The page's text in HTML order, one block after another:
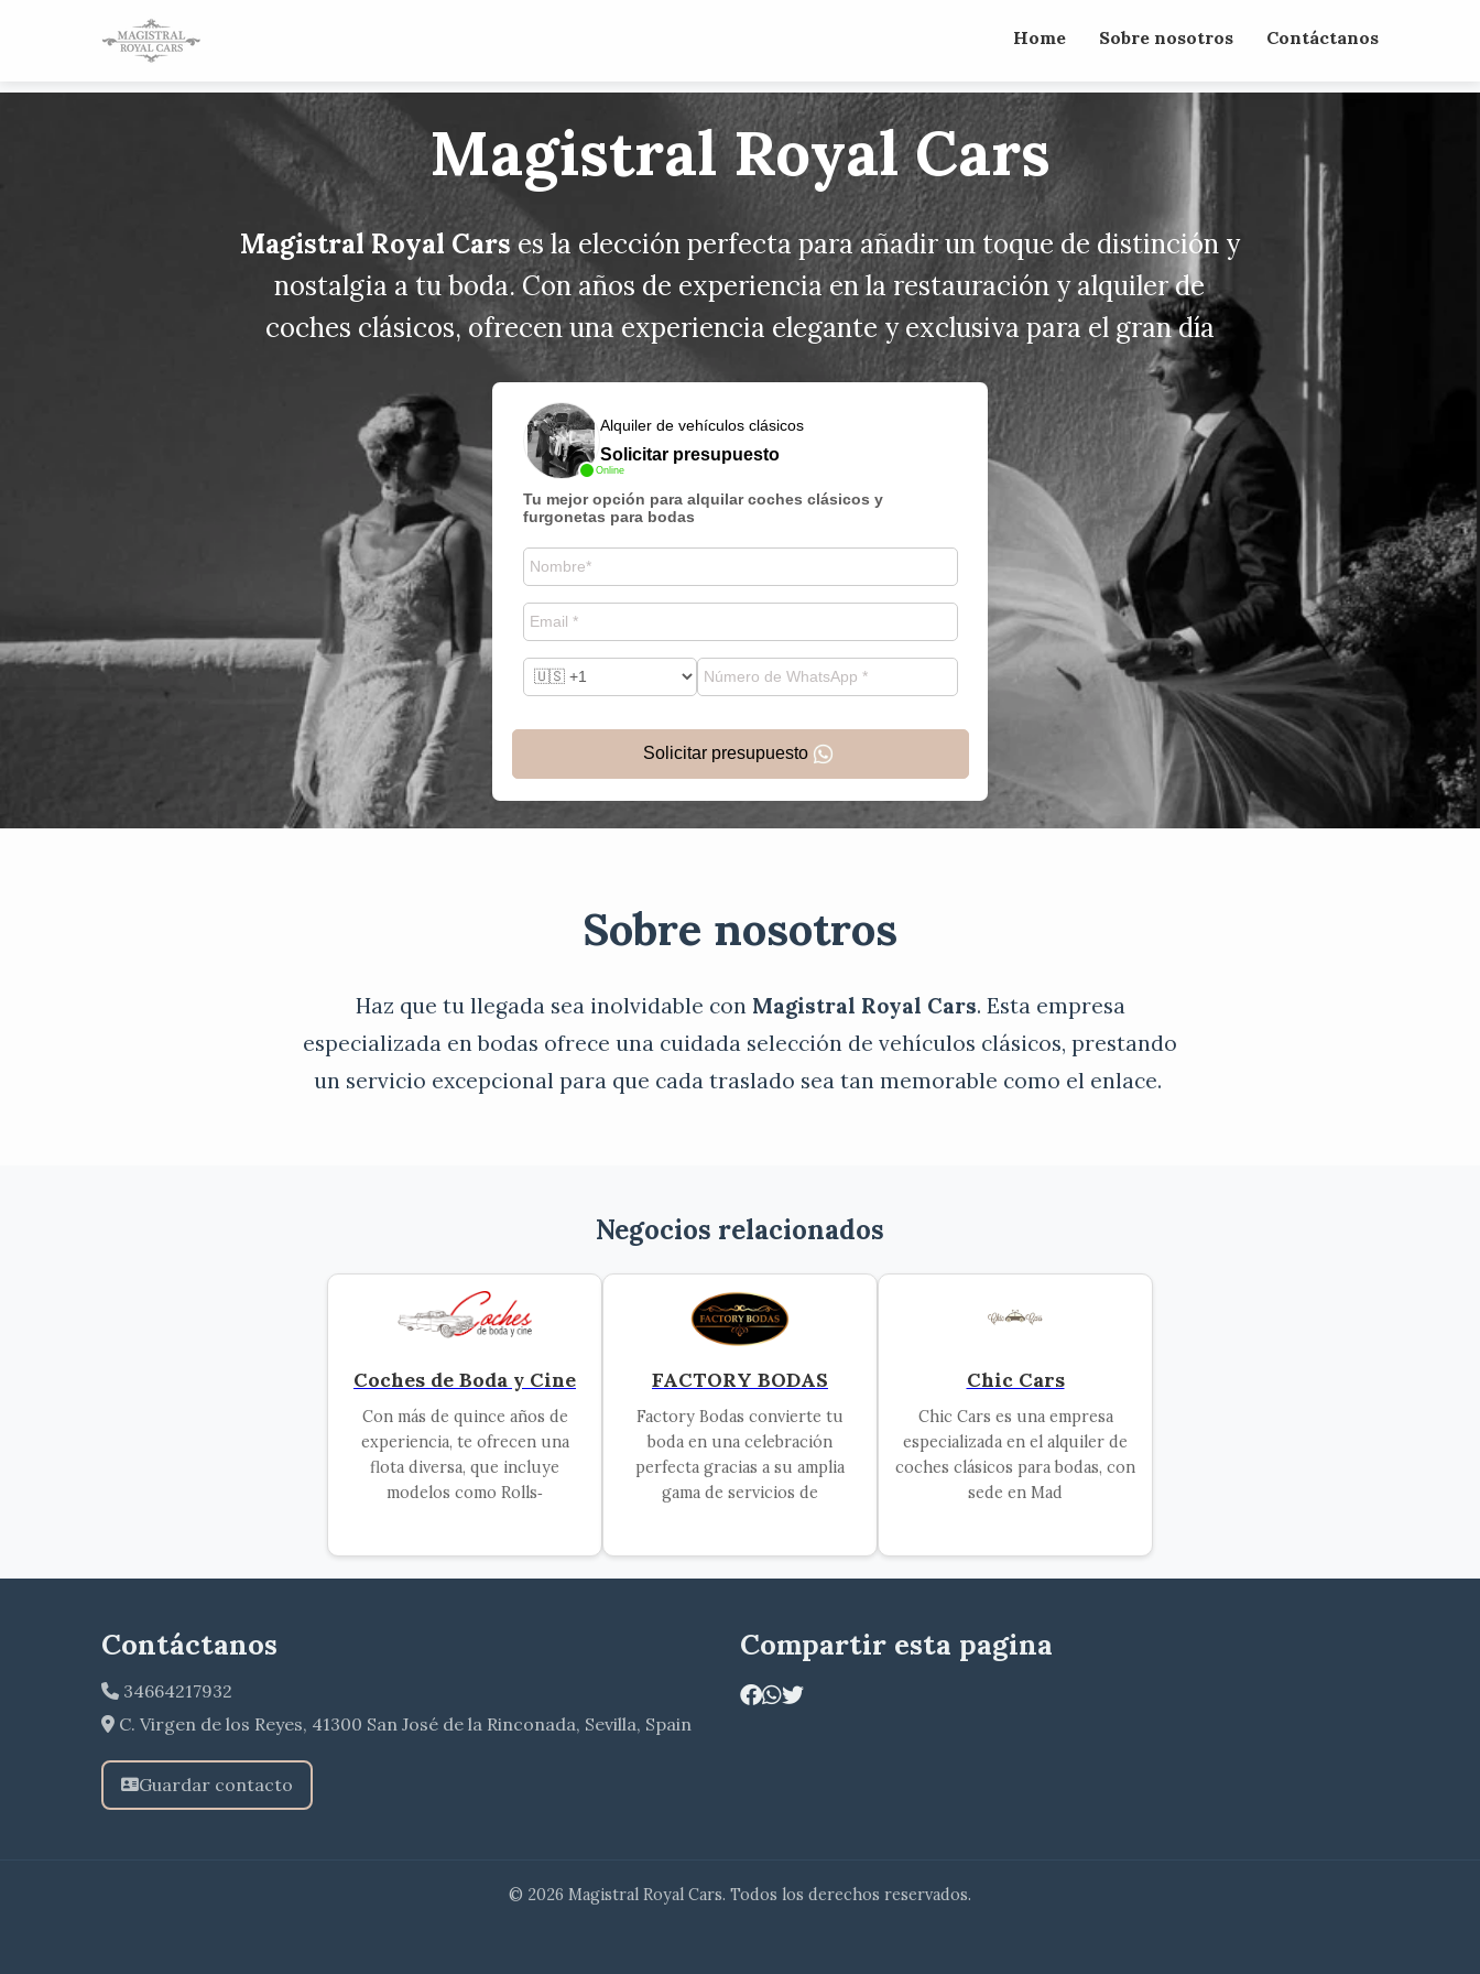
Home Sobre nosotros Contáctanos
Magistral Royal Cars
Magistral Royal Carses la elección perfecta para añadir un toque de distinción y
nostalgia a tu boda. Con años de experiencia en la restauración y alquiler de
coches clásicos, ofrecen una experiencia elegante y exclusiva para el gran día
Online
Alquiler de vehículos clásicos
Solicitar presupuesto
Tu mejor opción para alquilar coches clásicos y
furgonetas para bodas
Solicitar presupuesto
Sobre nosotros
Haz que tu llegada sea inolvidable con Magistral Royal Cars. Esta empresa
especializada en bodas ofrece una cuidada selección de vehículos clásicos, prestando
un servicio excepcional para que cada traslado sea tan memorable como el enlace.
Negocios relacionados
Coches de Boda y Cine
Con más de quince años de
experiencia, te ofrecen una
flota diversa, que incluye
modelos como Rolls‑
FACTORY BODAS
Factory Bodas convierte tu
boda en una celebración
perfecta gracias a su amplia
gama de servicios de
Chic Cars
Chic Cars es una empresa
especializada en el alquiler de
coches clásicos para bodas, con
sede en Mad
Contáctanos
34664217932
C. Virgen de los Reyes, 41300 San José de la Rinconada, Sevilla, Spain
Guardar contacto
Compartir esta pagina
© 2026 Magistral Royal Cars. Todos los derechos reservados.